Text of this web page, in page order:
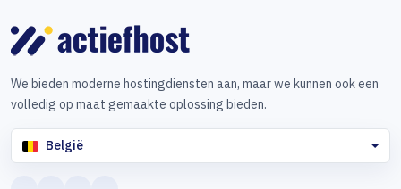
We bieden moderne hostingdiensten aan, maar we kunnen ook een
volledig op maat gemaakte oplossing bieden.
België